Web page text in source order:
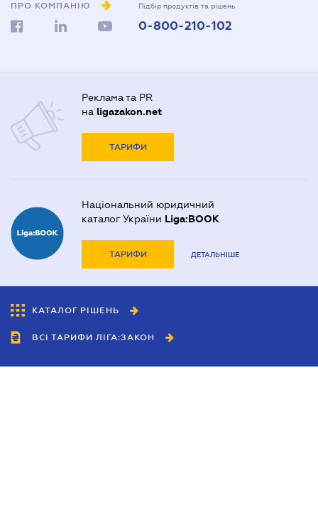
ПРО КОМПАНІЮ Підбір продуктів та рішень
0-800-210-102
Реклама та PR
на ligazakon.net
ТАРИФИ
Національний юридичний
каталог України Liga:BOOK
ТАРИФИ ДЕТАЛЬНІШЕ
КАТАЛОГ РІШЕНЬ
ВСІ ТАРИФИ ЛІГА:ЗАКОН